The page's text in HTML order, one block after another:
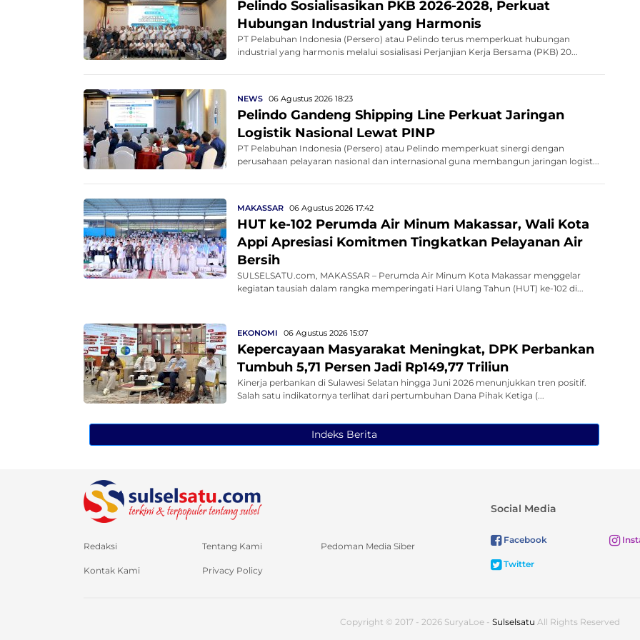
Pelindo Sosialisasikan PKB 2026-2028, Perkuat
Hubungan Industrial yang Harmonis
PT Pelabuhan Indonesia (Persero) atau Pelindo terus memperkuat hubungan
industrial yang harmonis melalui sosialisasi Perjanjian Kerja Bersama (PKB) 20...
NEWS 06 Agustus 2026 18:23
Pelindo Gandeng Shipping Line Perkuat Jaringan
Logistik Nasional Lewat PINP
PT Pelabuhan Indonesia (Persero) atau Pelindo memperkuat sinergi dengan
perusahaan pelayaran nasional dan internasional guna membangun jaringan logist...
MAKASSAR 06 Agustus 2026 17:42
HUT ke-102 Perumda Air Minum Makassar, Wali Kota
Appi Apresiasi Komitmen Tingkatkan Pelayanan Air
Bersih
SULSELSATU.com, MAKASSAR – Perumda Air Minum Kota Makassar menggelar
kegiatan tausiah dalam rangka memperingati Hari Ulang Tahun (HUT) ke-102 di...
EKONOMI 06 Agustus 2026 15:07
Kepercayaan Masyarakat Meningkat, DPK Perbankan
Tumbuh 5,71 Persen Jadi Rp149,77 Triliun
Kinerja perbankan di Sulawesi Selatan hingga Juni 2026 menunjukkan tren positif.
Salah satu indikatornya terlihat dari pertumbuhan Dana Pihak Ketiga (...
Indeks Berita
Redaksi Tentang Kami Pedoman Media Siber
Kontak Kami Privacy Policy
Social Media
Facebook
Twitter
Copyright © 2017 - 2026 SuryaLoe - Sulselsatu All Rights Reserved